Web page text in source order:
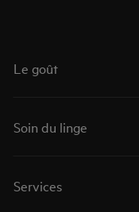
Le goût
Soin du linge
Services